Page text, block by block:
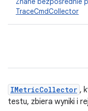
TraceCmdCollector
IMetricCollector ,
testu, zbiera wyniki i